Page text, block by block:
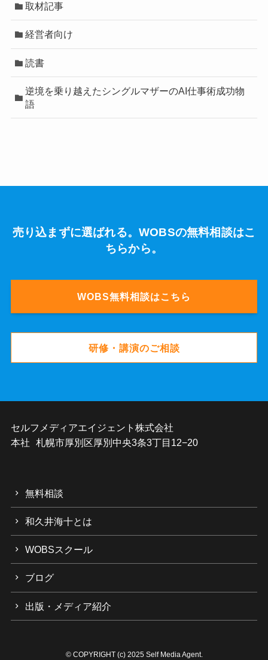
取材記事
経営者向け
読書
逆境を乗り越えたシングルマザーのAI仕事術成功物
語
売り込まずに選ばれる。WOBSの無料相談はこ
ちらから。
WOBS無料相談はこちら
研修・講演のご相談
セルフメディアエイジェント株式会社
本社 札幌市厚別区厚別中央3条3丁目12−20
無料相談
和久井海十とは
WOBSスクール
ブログ
出版・メディア紹介
©COPYRIGHT (c) 2025 Self Media Agent.